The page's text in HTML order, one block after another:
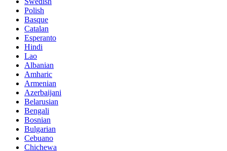
Polish
Basque
Catalan
Esperanto
Hindi
Lao
Albanian
Amharic
Armenian
Azerbaijani
Belarusian
Bengali
Bosnian
Bulgarian
Cebuano
Chichewa